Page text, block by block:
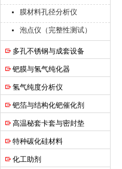
膜材料孔径分析仪
泡点仪（完整性测试）
多孔不锈钢与成套设备
钯膜与氢气纯化器
氢气纯度分析仪
钯箔与结构化钯催化剂
高温秘套卡套与密封垫
特种碳化硅材料
化工助剂